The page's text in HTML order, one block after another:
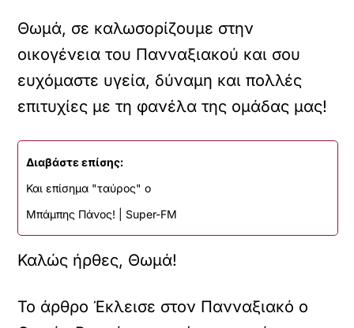
Θωμά, σε καλωσορίζουμε στην
οικογένεια του Πανναξιακού και σου
ευχόμαστε υγεία, δύναμη και πολλές
επιτυχίες με τη φανέλα της ομάδας μας!
Διαβάστε επίσης:
Και επίσημα "ταύρος" ο
Μπάμπης Πάνος! | Super-FM
Καλώς ήρθες, Θωμά!
Το άρθρο Έκλεισε στον Πανναξιακό ο